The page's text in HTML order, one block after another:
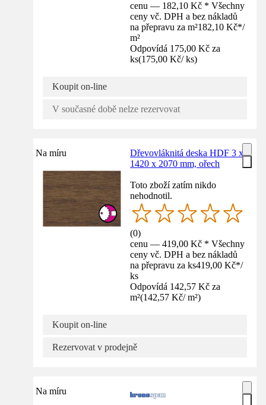
cenu — 182,10 Kč * Všechny
ceny vč. DPH a bez nákladů
na přepravu za m²182,10 Kč*/
m²
Odpovídá 175,00 Kč za
ks(175,00 Kč/ ks)
Koupit on-line
V současné době nelze rezervovat
Na míru
Dřevovláknitá deska HDF 3 x
1420 x 2070 mm, ořech
Toto zboží zatím nikdo
nehodnotil.
(0)
cenu — 419,00 Kč * Všechny
ceny vč. DPH a bez nákladů
na přepravu za ks419,00 Kč*/
ks
Odpovídá 142,57 Kč za
m²(142,57 Kč/ m²)
Koupit on-line
Rezervovat v prodejně
Na míru